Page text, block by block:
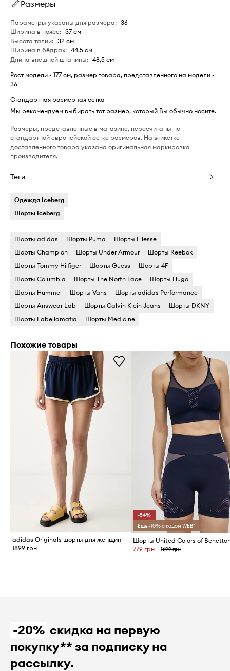
Размеры
Параметры указаны для размера: 36
Ширина в поясе: 37 см
Высота талии: 32 см
Ширина в бёдрах: 44,5 см
Длина внешней штанины: 48,5 см
Рост модели - 177 см, размер товара, представленного на модели -
36
Стандартная размерная сетка
Мы рекомендуем выбирать тот размер, который Вы обычно носите.
Размеры, представленные в магазине, пересчитаны по
стандартной европейской сетке размеров. На этикетке
доставленного товара указана оригинальная маркировка
производителя.
Теги
Одежда Iceberg
Шорты Iceberg
Шорты adidas Шорты Puma
Шорты Ellesse
Шорты Champion
Шорты Under Armour
Шорты Reebok
Шорты Tommy Hilfiger
Шорты Guess
Шорты 4F
Шорты Columbia
Шорты The North Face
Шорты Hugo
Шорты Hummel
Шорты Vans
Шорты adidas Performance
Шорты Answear Lab
Шорты Calvin Klein Jeans
Шорты DKNY
Шорты Labellamafia
Шорты Medicine
Похожие товары
adidas Originals шорты для женщин
1899 грн
-54%
Ещё -10% с кодом WEB*
Шорты United Colors of
779 грн
1699 грн
-20% скидка на первую
покупку** за подписку на
рассылку.